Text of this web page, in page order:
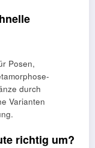
Posen,
durch
Varianten
richtig um?